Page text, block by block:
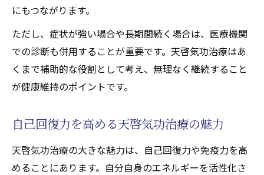
にもつながります。
ただし、症状が強い場合や長期間続く場合は、医療機関
での診断も併用することが重要です。天啓気功治療はあ
くまで補助的な役割として考え、無理なく継続すること
が健康維持のポイントです。
自己回復力を高める天啓気功治療の魅力
天啓気功治療の大きな魅力は、自己回復力や免疫力を高
めることにあります。自分自身のエネルギーを活性化さ